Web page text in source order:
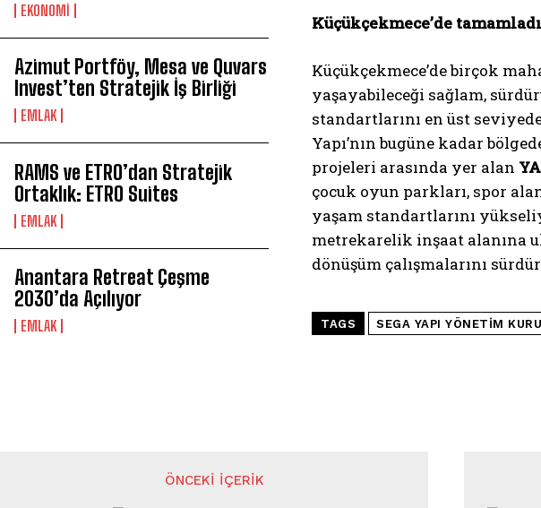
EKONOMİ
Azimut Portföy, Mesa ve Quvars
Invest’ten Stratejik İş Birliği
EMLAK
RAMS ve ETRO’dan Stratejik
Ortaklık: ETRO Suites
EMLAK
Anantara Retreat Çeşme
2030’da Açılıyor
EMLAK
Küçükçekmece’de
Küçükçekmece’de birçok
yaşayabileceği sağlam,
standartlarını en üst
Yapı’nın bugüne kadar
projeleri arasında yer alan
çocuk oyun parkları, spor
yaşam standartlarını
metrekarelik inşaat alanına
dönüşüm çalışmalarını
TAGS SEGA YAPI YÖNETIM
ÖNCEKI İÇERIK